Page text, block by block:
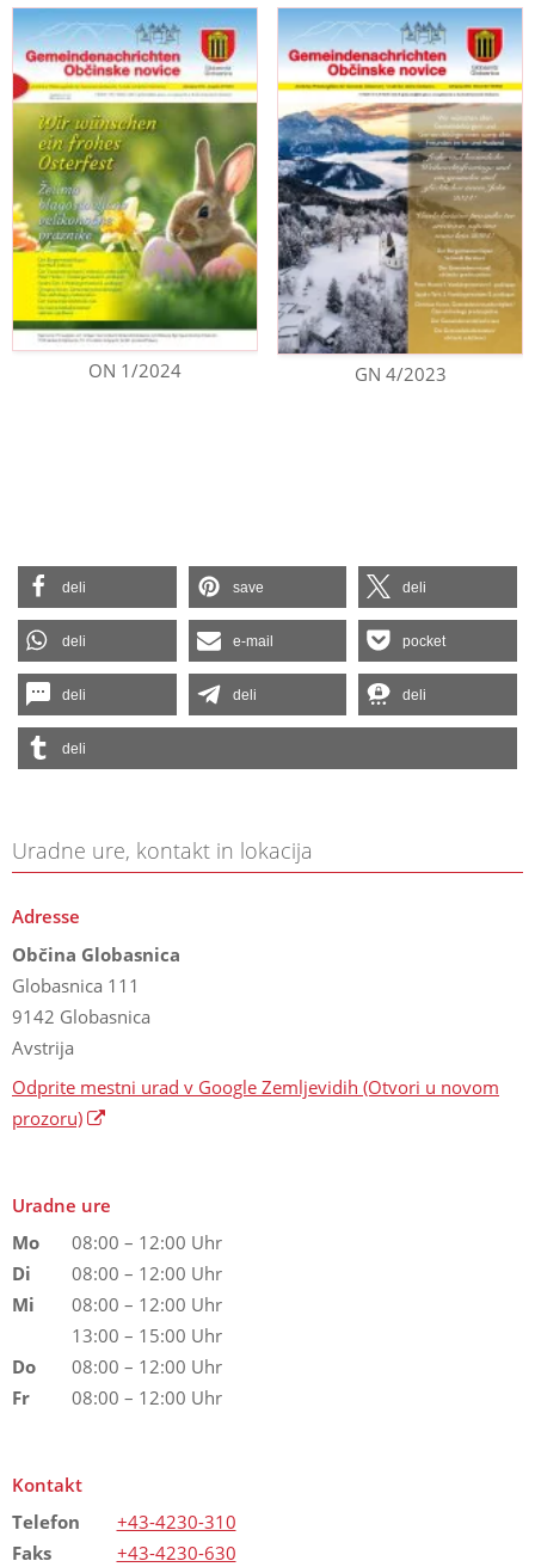
ON 1/2024 GN 4/2023
deli save deli
deli e-mail pocket
deli deli deli
deli
Uradne ure, kontakt in lokacija
Adresse
Občina Globasnica
Globasnica 111
9142 Globasnica
Avstrija
Odprite mestni urad v Google Zemljevidih (Otvori u novom
prozoru)
Uradne ure
Mo
08:00 – 12:00 Uhr
Di
08:00 – 12:00 Uhr
Mi
08:00 – 12:00 Uhr
13:00 – 15:00 Uhr
Do
08:00 – 12:00 Uhr
Fr
08:00 – 12:00 Uhr
Kontakt
Telefon
+43-4230-310
Faks
+43-4230-630